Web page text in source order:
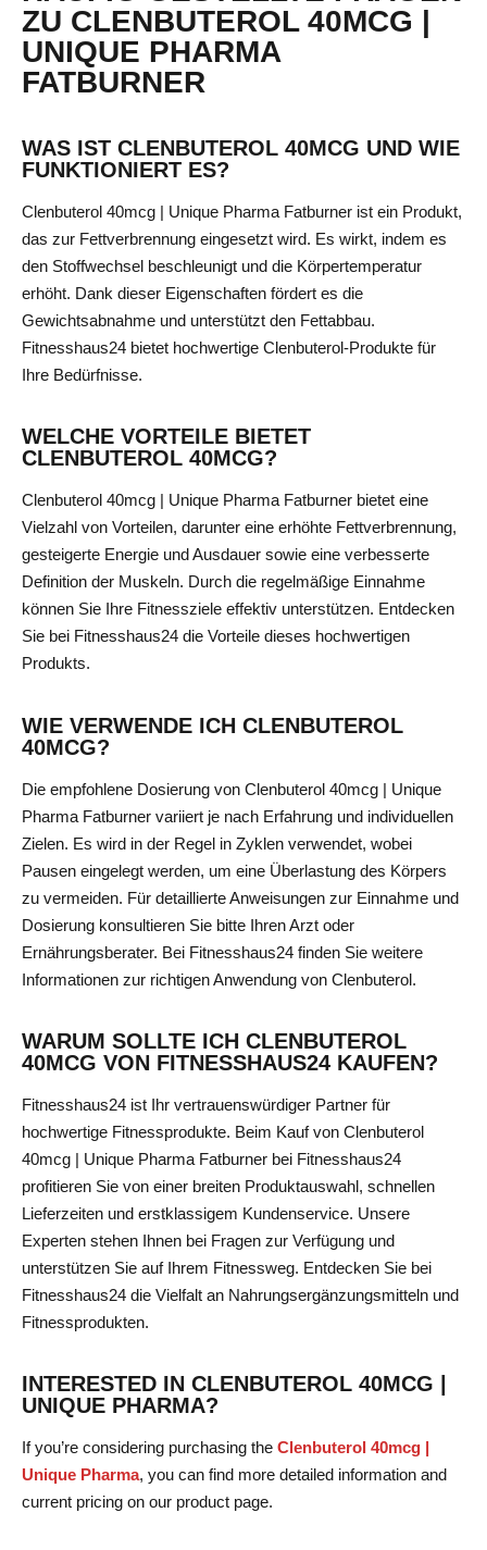
ZU CLENBUTEROL 40MCG |
UNIQUE PHARMA
FATBURNER
WAS IST CLENBUTEROL 40MCG UND WIE
FUNKTIONIERT ES?
Clenbuterol 40mcg | Unique Pharma Fatburner ist ein Produkt,
das zur Fettverbrennung eingesetzt wird. Es wirkt, indem es
den Stoffwechsel beschleunigt und die Körpertemperatur
erhöht. Dank dieser Eigenschaften fördert es die
Gewichtsabnahme und unterstützt den Fettabbau.
Fitnesshaus24 bietet hochwertige Clenbuterol-Produkte für
Ihre Bedürfnisse.
WELCHE VORTEILE BIETET
CLENBUTEROL 40MCG?
Clenbuterol 40mcg | Unique Pharma Fatburner bietet eine
Vielzahl von Vorteilen, darunter eine erhöhte Fettverbrennung,
gesteigerte Energie und Ausdauer sowie eine verbesserte
Definition der Muskeln. Durch die regelmäßige Einnahme
können Sie Ihre Fitnessziele effektiv unterstützen. Entdecken
Sie bei Fitnesshaus24 die Vorteile dieses hochwertigen
Produkts.
WIE VERWENDE ICH CLENBUTEROL
40MCG?
Die empfohlene Dosierung von Clenbuterol 40mcg | Unique
Pharma Fatburner variiert je nach Erfahrung und individuellen
Zielen. Es wird in der Regel in Zyklen verwendet, wobei
Pausen eingelegt werden, um eine Überlastung des Körpers
zu vermeiden. Für detaillierte Anweisungen zur Einnahme und
Dosierung konsultieren Sie bitte Ihren Arzt oder
Ernährungsberater. Bei Fitnesshaus24 finden Sie weitere
Informationen zur richtigen Anwendung von Clenbuterol.
WARUM SOLLTE ICH CLENBUTEROL
40MCG VON FITNESSHAUS24 KAUFEN?
Fitnesshaus24 ist Ihr vertrauenswürdiger Partner für
hochwertige Fitnessprodukte. Beim Kauf von Clenbuterol
40mcg | Unique Pharma Fatburner bei Fitnesshaus24
profitieren Sie von einer breiten Produktauswahl, schnellen
Lieferzeiten und erstklassigem Kundenservice. Unsere
Experten stehen Ihnen bei Fragen zur Verfügung und
unterstützen Sie auf Ihrem Fitnessweg. Entdecken Sie bei
Fitnesshaus24 die Vielfalt an Nahrungsergänzungsmitteln und
Fitnessprodukten.
INTERESTED IN CLENBUTEROL 40MCG |
UNIQUE PHARMA?
If you’re considering purchasing the Clenbuterol 40mcg |
Unique Pharma, you can find more detailed information and
current pricing on our product page.